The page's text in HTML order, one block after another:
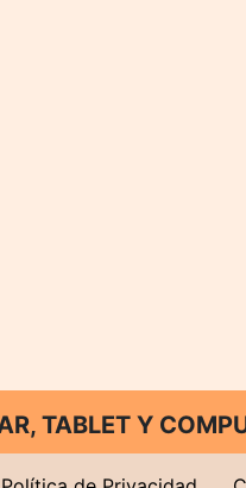
TABLET Y